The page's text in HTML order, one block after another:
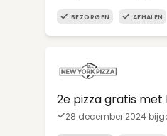
BEZORGEN AFHALEN
2e pizza gratis
28 december 2024